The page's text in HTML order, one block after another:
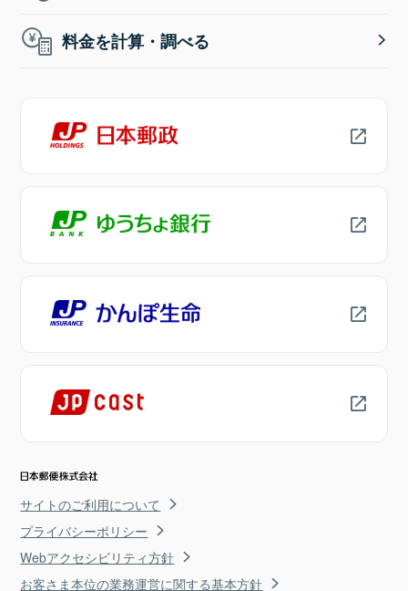
料金を計算・調べる
サイトのご利用について
プライバシーポリシー
Webアクセシビリティ方針
お客さま本位の業務運営に関する基本方針